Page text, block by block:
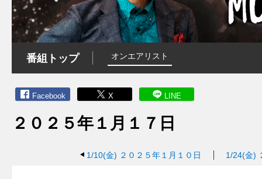
番組トップ オンエアリスト
Facebook X LINE
２０２５年１月１７日
1/10(金) ２０２５年１月１０日 1/24(金)